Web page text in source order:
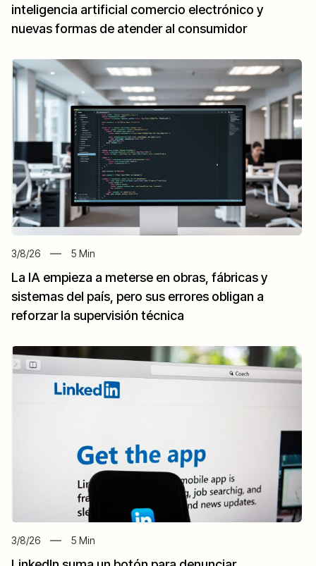
inteligencia artificial comercio electrónico y
nuevas formas de atender al consumidor
3/8/26 5 Min
La IA empieza a meterse en obras, fábricas y
sistemas del país, pero sus errores obligan a
reforzar la supervisión técnica
3/8/26 5 Min